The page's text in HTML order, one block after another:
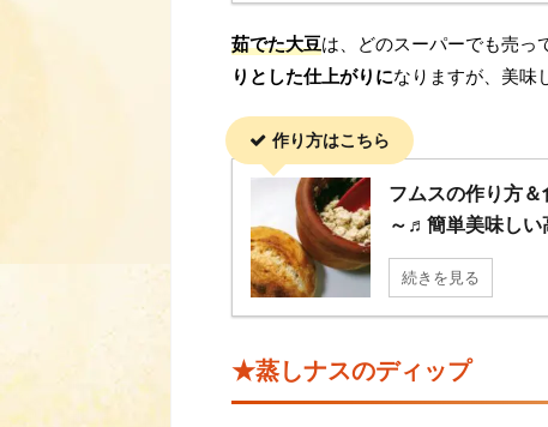
茹でた大豆は、どのスーパーでも売っ
りとした仕上がりになりますが、美味
作り方はこちら
フムスの作り方
～♬簡単美味しい
続きを見る
★蒸しナスのディップ